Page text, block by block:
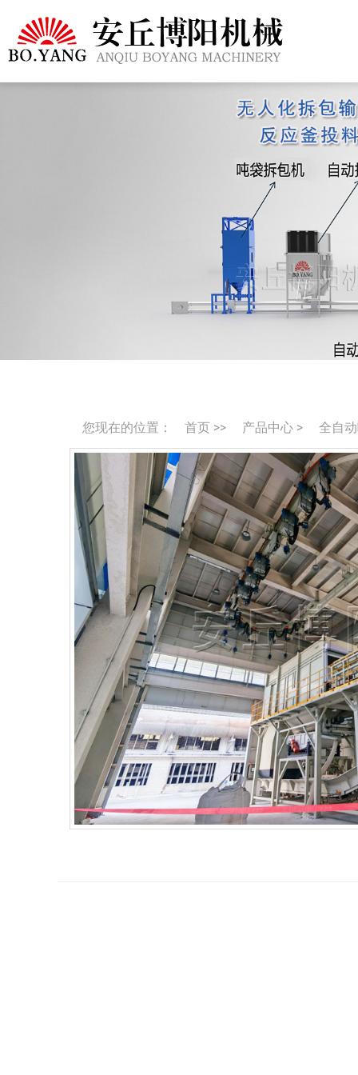
您现在的位置： 首页 >> 产品中心 > 全自